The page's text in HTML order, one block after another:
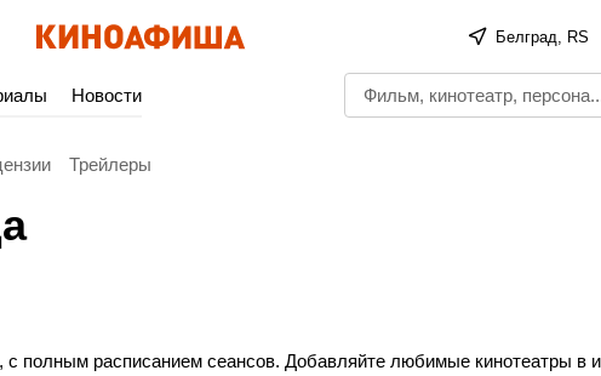
Белград, RS
Новости
Трейлеры
с полным расписанием сеансов. Добавляйте любимые кинотеатры в